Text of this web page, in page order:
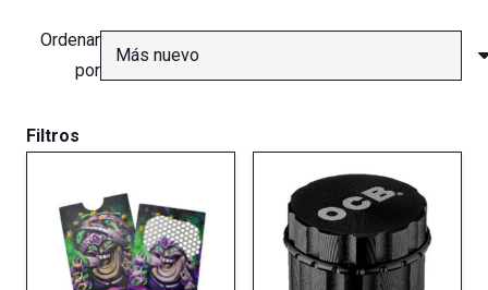
Ordenar
por
Filtros